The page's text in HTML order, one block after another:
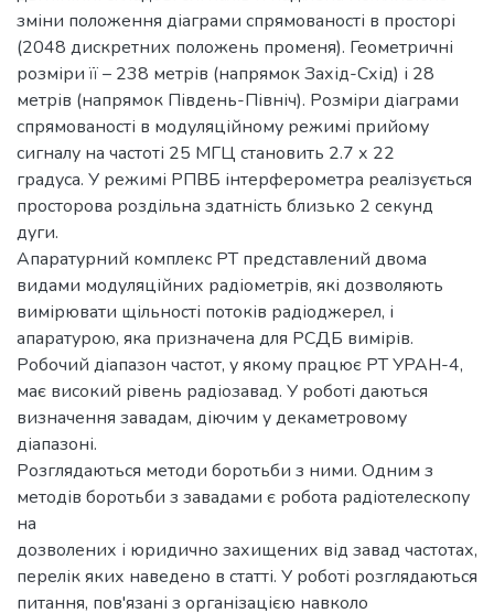
зміни положення діаграми спрямованості в просторі
(2048 дискретних положень променя). Геометричні
розміри її – 238 метрів (напрямок Захід-Схід) і 28
метрів (напрямок Південь-Північ). Розміри діаграми
спрямованості в модуляційному режимі прийому
сигналу на частоті 25 МГЦ становить 2.7 х 22
градуса. У режимі РПВБ інтерферометра реалізується
просторова роздільна здатність близько 2 секунд
дуги.
Апаратурний комплекс РТ представлений двома
видами модуляційних радіометрів, які дозволяють
вимірювати щільності потоків радіоджерел, і
апаратурою, яка призначена для РСДБ вимірів.
Робочий діапазон частот, у якому працює РТ УРАН-4,
має високий рівень радіозавад. У роботі даються
визначення завадам, діючим у декаметровому
діапазоні.
Розглядаються методи боротьби з ними. Одним з
методів боротьби з завадами є робота радіотелескопу
на
дозволених і юридично захищених від завад частотах,
перелік яких наведено в статті. У роботі розглядаються
питання, пов'язані з організацією навколо